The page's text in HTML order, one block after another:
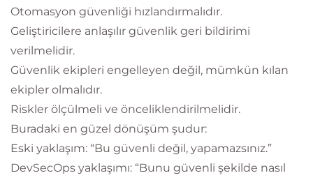
Otomasyon güvenliği hızlandırmalıdır.
Geliştiricilere anlaşılır güvenlik geri bildirimi
verilmelidir.
Güvenlik ekipleri engelleyen değil, mümkün kılan
ekipler olmalıdır.
Riskler ölçülmeli ve önceliklendirilmelidir.
Buradaki en güzel dönüşüm şudur:
Eski yaklaşım: “Bu güvenli değil, yapamazsınız.”
DevSecOps yaklaşımı: “Bunu güvenli şekilde nasıl